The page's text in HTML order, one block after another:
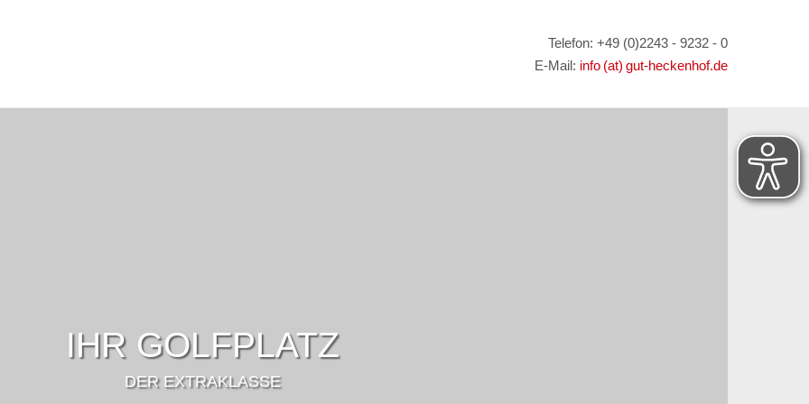
Telefon: +49 (0)2243 - 9232 - 0
E-Mail: info (at) gut-heckenhof.de
IHR GOLFPLATZ
DER EXTRAKLASSE